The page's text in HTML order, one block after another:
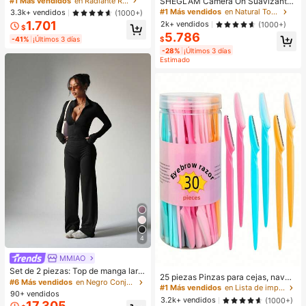
CosméTica Maquillaje Para Mujere
s Y NiñAs
3.3k+ vendidos
(1000+)
$1.701
-41% ¡Últimos 3 días
4
MMIAO
Set de 2 piezas: Top de manga larg
a con cierre de cremallera morado
+ Pantalones anchos de pierna anc
ha sueltos, conjunto de yoga y dep
#6 Más vendidos
en Negro Conjuntos deportivos para mujer
90+ vendidos
& Difuminador Prebase Marca de B
elleza Cosmética Maquillaje para
Mujeres y Niñas
#1 Más vendidos
en Natural Tono
2k+ vendidos
(1000+)
$5.786
-28% ¡Últimos 3 días
Estimado
25 piezas Pinzas para cejas, navaj
as, tijeras de mango largo, pinzas p
ara cejas de acero inoxidable, herra
#1 Más vendidos
en Lista de imprescindibles para enfermería Herram
3.2k+ vendidos
(1000+)